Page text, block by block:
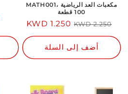
مكعبات العد الرياضية MATH001،
100 قطعة
السعر
العادي
2.250 KWD
سعر
مخفض
1.250 KWD
أضف إلى السلة